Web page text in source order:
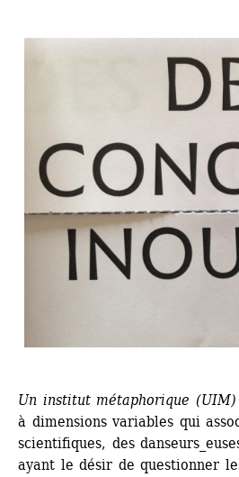
Un institut métaphorique (UIM)
à dimensions variables qui
scientifiques, des
ayant le désir de questionner